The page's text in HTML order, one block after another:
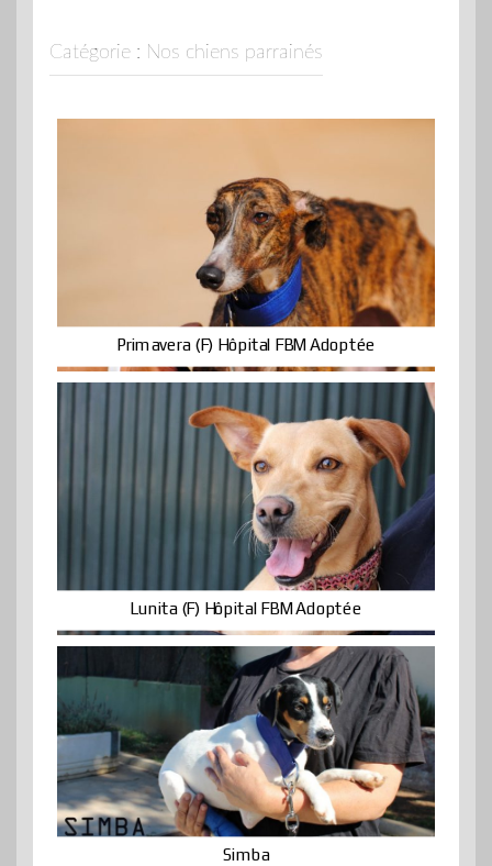
Catégorie : Nos chiens parrainés
Primavera (F) Hôpital FBM Adoptée
Lunita (F) Hôpital FBM Adoptée
Simba